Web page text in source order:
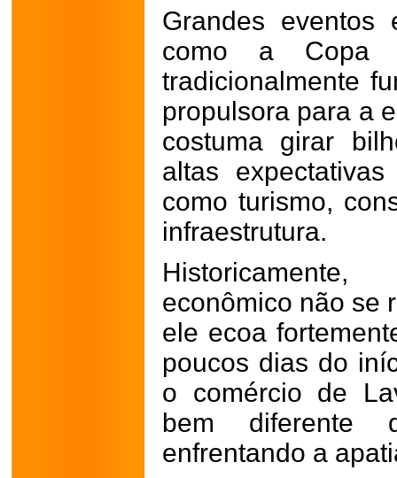
Grandes eventos
como a Copa
tradicionalmente
propulsora para a
costuma girar
altas
como turismo,
infraestrutura.
econômico não se
ele ecoa
poucos dias do
o comércio de
bem diferente
enfrentando a